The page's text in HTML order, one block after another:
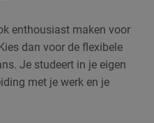
enthousiast maken voor
dan voor de flexibele
Je studeert in je eigen
met je werk en je